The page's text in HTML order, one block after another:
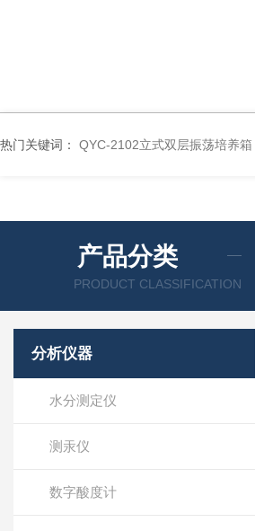
热门关键词： QYC-2102立式双层振荡培养箱
产品分类
PRODUCT CLASSIFICATION
分析仪器
水分测定仪
测汞仪
数字酸度计